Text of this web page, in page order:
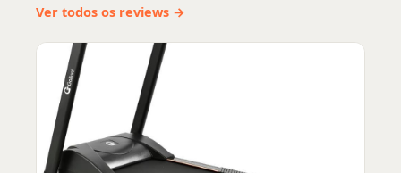
Ver todos os reviews →